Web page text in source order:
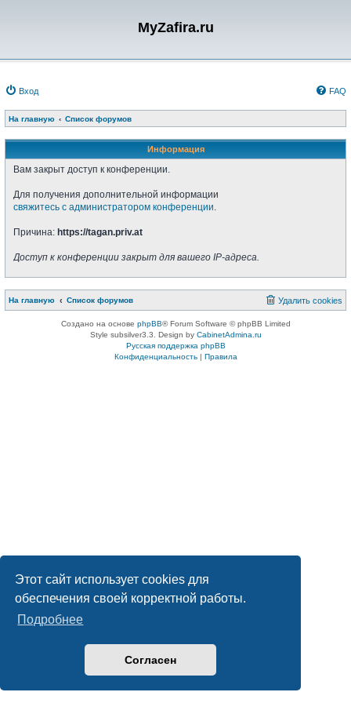
Этот сайт использует cookies для
обеспечения своей корректной работы.
Подробнее
Согласен
MyZafira.ru
Вход FAQ
На главную Список форумов
Информация
Вам закрыт доступ к конференции.
Для получения дополнительной информации
свяжитесь с администратором конференции.
Причина: https://tagan.priv.at
Доступ к конференции закрыт для вашего IP-адреса.
На главную Список форумов Удалить cookies
Создано на основе phpBB® Forum Software © phpBB Limited
Style subsilver3.3. Design by CabinetAdmina.ru
Русская поддержка phpBB
Конфиденциальность| Правила